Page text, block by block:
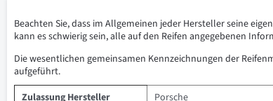
Beachten Sie, dass im Allgemeinen jeder Hersteller seine
kann es schwierig sein, alle auf den Reifen angegebenen
Die wesentlichen gemeinsamen Kennzeichnungen der
aufgeführt.
Zulassung Hersteller
Porsche